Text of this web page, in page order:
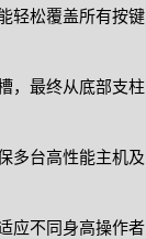
轻松覆盖所有按键
，最终从底部支柱
多台高性能主机及
应不同身高操作者